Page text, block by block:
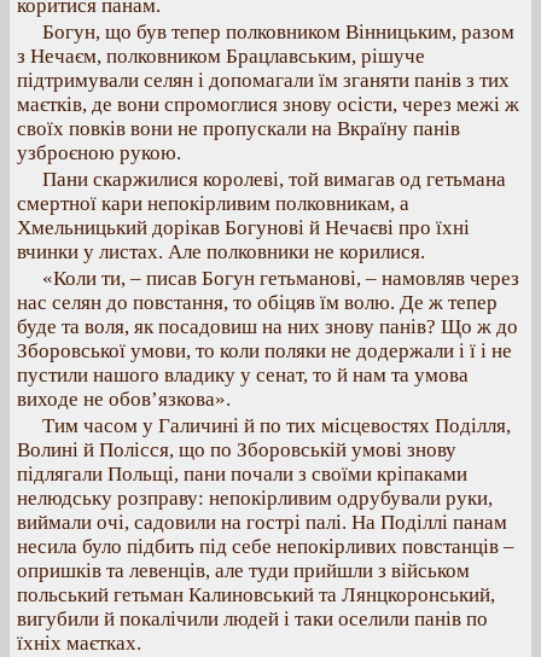
коритися панам.
Богун, що був тепер полковником Вінницьким, разом
з Нечаєм, полковником Брацлавським, рішуче
підтримували селян і допомагали їм зганяти панів з тих
маєтків, де вони спромоглися знову осісти, через межі ж
своїх повків вони не пропускали на Вкраїну панів
узброєною рукою.
Пани скаржилися королеві, той вимагав од гетьмана
смертної кари непокірливим полковникам, а
Хмельницький дорікав Богунові й Нечаєві про їхні
вчинки у листах. Але полковники не корилися.
«Коли ти, – писав Богун гетьманові, – намовляв через
нас селян до повстання, то обіцяв їм волю. Де ж тепер
буде та воля, як посадовиш на них знову панів? Що ж до
Зборовської умови, то коли поляки не додержали і ї і не
пустили нашого владику у сенат, то й нам та умова
виходе не обов’язкова».
Тим часом у Галичині й по тих місцевостях Поділля,
Волині й Полісся, що по Зборовській умові знову
підлягали Польщі, пани почали з своїми кріпаками
нелюдську розправу: непокірливим одрубували руки,
виймали очі, садовили на гострі палі. На Поділлі панам
несила було підбить під себе непокірливих повстанців –
опришків та левенців, але туди прийшли з військом
польський гетьман Калиновський та Лянцкоронський,
вигубили й покалічили людей і таки оселили панів по
їхніх маєтках.